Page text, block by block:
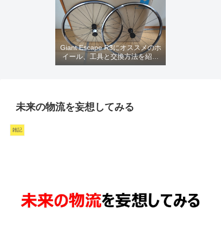
Giant Escape R3にオススメのホ
イール、工具と交換方法を紹介
するよ
未来の物流を妄想してみる
雑記